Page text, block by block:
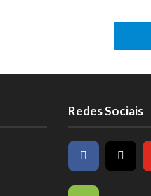
Redes Sociais